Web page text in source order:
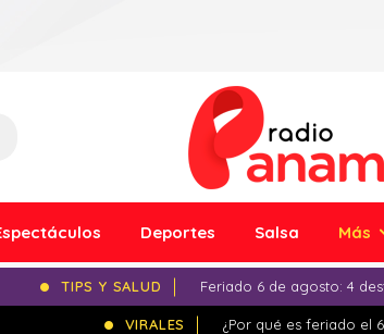
Deportes Salsa Más
TIPS Y SALUD Feriado 6 de agosto: 4
VIRALES ¿Por qué es feriado el